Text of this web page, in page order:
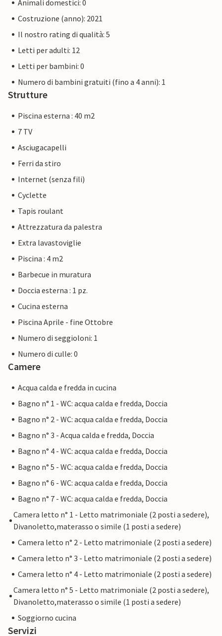
Animali domestici: 0
Costruzione (anno): 2021
Il nostro rating di qualità: 5
Letti per adulti: 12
Letti per bambini: 0
Numero di bambini gratuiti (fino a 4 anni): 1
Strutture
Piscina esterna : 40 m2
7 TV
Asciugacapelli
Ferri da stiro
Internet (senza fili)
Cyclette
Tapis roulant
Attrezzatura da palestra
Extra lavastoviglie
Piscina : 4 m2
Barbecue in muratura
Doccia esterna : 1 pz.
Cucina esterna
Piscina Aprile - fine Ottobre
Numero di seggioloni: 1
Numero di culle: 0
Camere
Acqua calda e fredda in cucina
Bagno n° 1 - WC: acqua calda e fredda, Doccia
Bagno n° 2 - WC: acqua calda e fredda, Doccia
Bagno n° 3 - Acqua calda e fredda, Doccia
Bagno n° 4 - WC: acqua calda e fredda, Doccia
Bagno n° 5 - WC: acqua calda e fredda, Doccia
Bagno n° 6 - WC: acqua calda e fredda, Doccia
Bagno n° 7 - WC: acqua calda e fredda, Doccia
Camera letto n° 1 - Letto matrimoniale (2 posti a sedere),
Divanoletto,materasso o simile (1 posti a sedere)
Camera letto n° 2 - Letto matrimoniale (2 posti a sedere)
Camera letto n° 3 - Letto matrimoniale (2 posti a sedere)
Camera letto n° 4 - Letto matrimoniale (2 posti a sedere)
Camera letto n° 5 - Letto matrimoniale (2 posti a sedere),
Divanoletto,materasso o simile (1 posti a sedere)
Soggiorno cucina
Servizi